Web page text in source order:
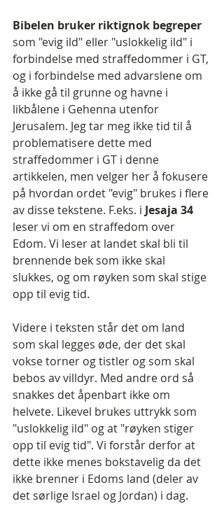
Bibelen bruker riktignok begreper
som "evig ild" eller "uslokkelig ild" i
forbindelse med straffedommer i GT,
og i forbindelse med advarslene om
å ikke gå til grunne og havne i
likbålene i Gehenna utenfor
Jerusalem. Jeg tar meg ikke tid til å
problematisere dette med
straffedommer i GT i denne
artikkelen, men velger her å fokusere
på hvordan ordet "evig" brukes i flere
av disse tekstene. F.eks. i Jesaja 34
leser vi om en straffedom over
Edom. Vi leser at landet skal bli til
brennende bek som ikke skal
slukkes, og om røyken som skal stige
opp til evig tid.
Videre i teksten står det om land
som skal legges øde, der det skal
vokse torner og tistler og som skal
bebos av villdyr. Med andre ord så
snakkes det åpenbart ikke om
helvete. Likevel brukes uttrykk som
"uslokkelig ild" og at "røyken stiger
opp til evig tid". Vi forstår derfor at
dette ikke menes bokstavelig da det
ikke brenner i Edoms land (deler av
det sørlige Israel og Jordan) i dag.